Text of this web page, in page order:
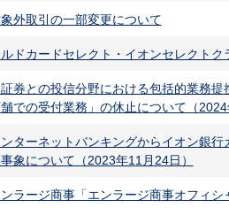
外取引の一部変更について
ドカードセレクト・イオンセレクト
券との投信分野における包括的業務
での受付業務」の休止について（
ンターネットバンキングからイオン銀
象について（2023年11月24日）
ラージ商事「エンラージ商事オフィ